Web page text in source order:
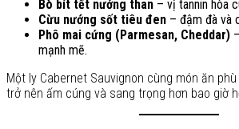
Bò bít tết nướng than – vị tannin hòa
Cừu nướng sốt tiêu đen – đậm đà và
Phô mai cứng (Parmesan, Cheddar)
mạnh mẽ.
Một ly Cabernet Sauvignon cùng món ăn
trở nên ấm cúng và sang trọng hơn bao giờ